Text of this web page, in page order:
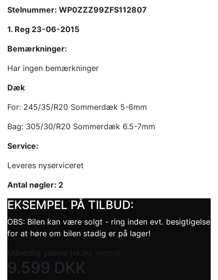
Stelnummer: WP0ZZZ99ZFS112807
1. Reg 23-06-2015
Bemærkninger:
Har ingen bemærkninger
Dæk
For: 245/35/R20 Sommerdæk 5-6mm
Bag: 305/30/R20 Sommerdæk 6.5-7mm
Service:
Leveres nyserviceret
Antal nøgler: 2
EKSEMPEL PÅ TILBUD:
OBS: Bilen kan være solgt - ring inden evt. besigtigelse
for at høre om bilen stadig er på lager!
Månedlig ydelse (ekskl. moms)
9.599 DKK